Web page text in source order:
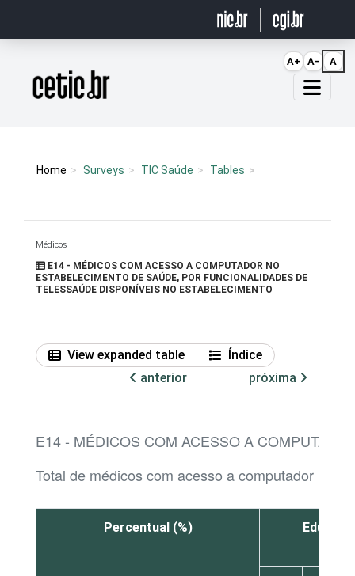
Página inicial
Home Surveys TIC Saúde Tables
Médicos
E14 - MÉDICOS COM ACESSO A COMPUTADOR NO
ESTABELECIMENTO DE SAÚDE, POR FUNCIONALIDADES DE
TELESSAÚDE DISPONÍVEIS NO ESTABELECIMENTO
View expanded table
Índice
anterior
próxima
E14 - MÉDICOS COM ACESSO A
Total de médicos com acesso a computador no
Percentual (%)
A+ A- A